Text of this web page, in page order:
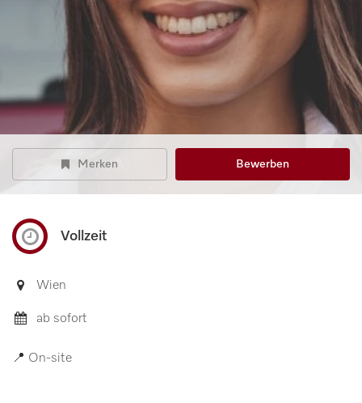
Merken Bewerben
Vollzeit
Wien
ab sofort
📍 On-site